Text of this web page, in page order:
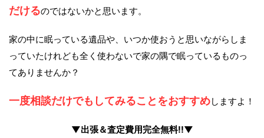
だけるのではないかと思います。
家の中に眠っている遺品や、いつか使おうと思いながらしま
っていたけれども全く使わないで家の隅で眠っているものっ
てありませんか？
一度相談だけでもしてみることをおすすめしますよ！
▼出張＆査定費用完全無料!!▼